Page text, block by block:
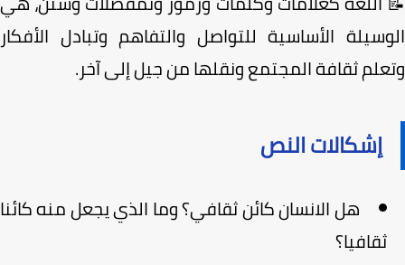
الأساسية للتواصل والتفاهم وتبادل الأفكار
ثقافة المجتمع ونقلها من جيل إلى آخر.
إشكالات النص
هل الانسان كائن ثقافي؟ وما الذي یجعل منه كائنا
ثقافیا؟